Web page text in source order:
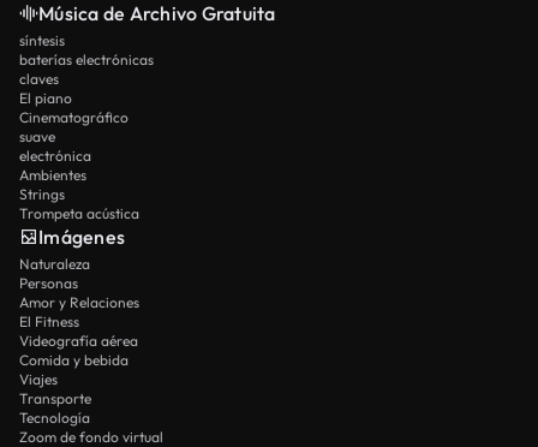
Música de Archivo Gratuita
síntesis
baterías electrónicas
claves
El piano
Cinematográfico
suave
electrónica
Ambientes
Strings
Trompeta acústica
Imágenes
Naturaleza
Personas
Amor y Relaciones
El Fitness
Videografía aérea
Comida y bebida
Viajes
Transporte
Tecnología
Zoom de fondo virtual